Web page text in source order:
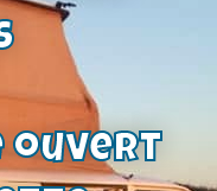
ouvert